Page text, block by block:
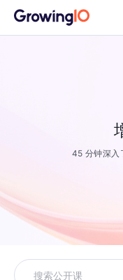
45 分钟深入